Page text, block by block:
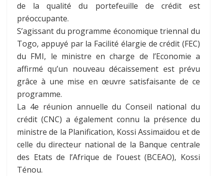
de la qualité du portefeuille de crédit est
préoccupante.
S’agissant du programme économique triennal du
Togo, appuyé par la Facilité élargie de crédit (FEC)
du FMI, le ministre en charge de l’Economie a
affirmé qu’un nouveau décaissement est prévu
grâce à une mise en œuvre satisfaisante de ce
programme.
La 4e réunion annuelle du Conseil national du
crédit (CNC) a également connu la présence du
ministre de la Planification, Kossi Assimaïdou et de
celle du directeur national de la Banque centrale
des Etats de l’Afrique de l’ouest (BCEAO), Kossi
Ténou.